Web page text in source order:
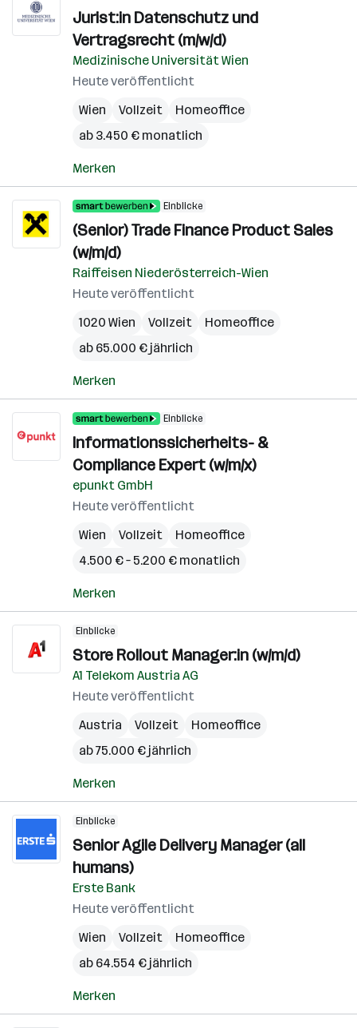
Jurist:in Datenschutz und
Vertragsrecht (m/w/d)
Medizinische Universität Wien
Heute veröffentlicht
Wien
Vollzeit
Homeoffice
ab 3.450 € monatlich
Merken
Einblicke
(Senior) Trade Finance Product Sales
(w/m/d)
Raiffeisen Niederösterreich-Wien
Heute veröffentlicht
1020 Wien
Vollzeit
Homeoffice
ab 65.000 € jährlich
Merken
Einblicke
Informationssicherheits- &
Compliance Expert (w/m/x)
epunkt GmbH
Heute veröffentlicht
Wien
Vollzeit
Homeoffice
4.500 € – 5.200 € monatlich
Merken
Einblicke
Store Rollout Manager:in (w/m/d)
A1 Telekom Austria AG
Heute veröffentlicht
Austria
Vollzeit
Homeoffice
ab 75.000 € jährlich
Merken
Einblicke
Senior Agile Delivery Manager (all
humans)
Erste Bank
Heute veröffentlicht
Wien
Vollzeit
Homeoffice
ab 64.554 € jährlich
Merken